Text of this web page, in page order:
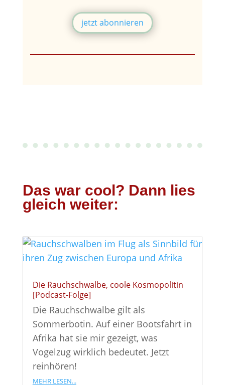
jetzt abonnieren
Das war cool? Dann lies
gleich weiter:
Die Rauchschwalbe, coole Kosmopolitin
[Podcast-Folge]
Die Rauchschwalbe gilt als
Sommerbotin. Auf einer Bootsfahrt in
Afrika hat sie mir gezeigt, was
Vogelzug wirklich bedeutet. Jetzt
reinhören!
mehr lesen...